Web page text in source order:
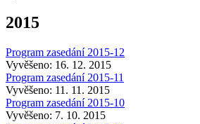
2015
Program zasedání 2015-12
Vyvěšeno: 16. 12. 2015
Program zasedání 2015-11
Vyvěšeno: 11. 11. 2015
Program zasedání 2015-10
Vyvěšeno: 7. 10. 2015